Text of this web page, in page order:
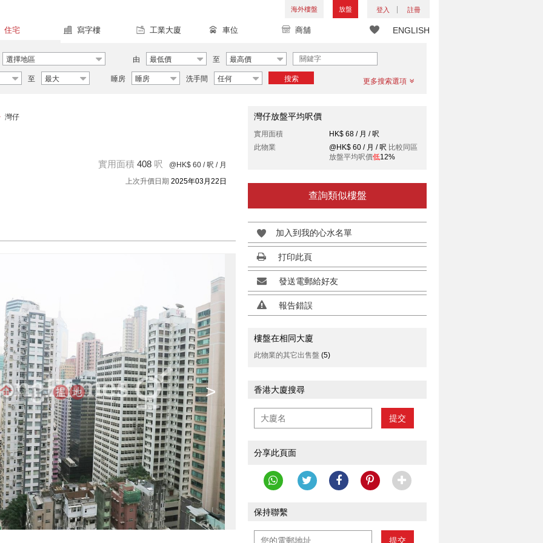
海外樓盤 放盤 登入 註冊
ENGLISH
住宅 寫字樓 工業大廈 車位 商舖
選擇地區 由 最低價 至 最高價
至 最大 睡房 睡房 洗手間 任何 搜索 更多搜索選項
灣仔
實用面積 408 呎 @HK$ 60 / 呎 / 月
上次升價日期 2025年03月22日
>
灣仔放盤平均呎價
實用面積
HK$ 68 / 月 / 呎
此物業
@HK$ 60 / 月 / 呎 比較同區
放盤平均呎價低12%
查詢類似樓盤
加入到我的心水名單
打印此頁
發送電郵給好友
報告錯誤
樓盤在相同大廈
此物業的其它出售盤 (5)
香港大廈搜尋
提交
分享此頁面
保持聯繫
提交